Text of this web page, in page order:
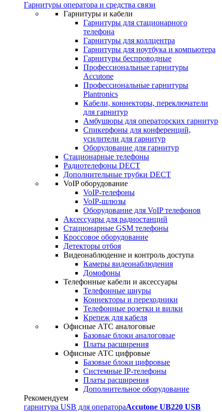
Гарнитуры оператора и средства связи
Гарнитуры и кабели
Гарнитуры для стационарного
телефона
Гарнитуры для коллцентра
Гарнитуры для ноутбука и компьютера
Гарнитуры беспроводные
Профессиональные гарнитуры
Accutone
Профессиональные гарнитуры
Plantronics
Кабели, коннекторы, переключатели
для гарнитур
Амбушюры для операторских гарнитур
Cпикерфоны для конференций,
усилители для гарнитур
Оборудование для гарнитур
Стационарные телефоны
Радиотелефоны DECT
Дополнительные трубки DECT
VoIP оборудование
VoIP-телефоны
VoIP-шлюзы
Оборудование для VoIP телефонов
Аксессуары для радиостанций
Стационарные GSM телефоны
Кроссовое оборудование
Детекторы отбоя
Видеонаблюдение и контроль доступа
Камеры видеонаблюдения
Домофоны
Телефонные кабели и аксессуары
Телефонные шнуры
Коннекторы и переходники
Телефонные розетки и вилки
Крепеж для кабеля
Офисные АТС аналоговые
Базовые блоки аналоговые
Платы расширения
Офисные АТС цифровые
Базовые блоки цифровые
Системные IP-телефоны
Платы расширения
Дополнительное оборудование
Рекомендуем
гарнитура USB для оператораAccutone UB220 USB